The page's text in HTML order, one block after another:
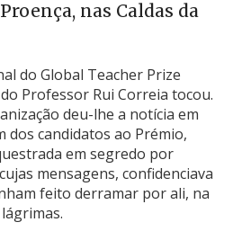
nas Caldas da
do Global Teacher Prize
Professor Rui Correia tocou.
deu-lhe a notícia em
dos candidatos ao Prémio,
em segredo por
mensagens, confidenciava
feito derramar por ali, na